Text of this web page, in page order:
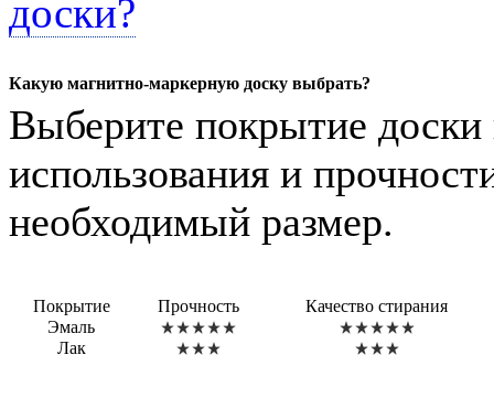
доски?
Какую магнитно-маркерную доску выбрать?
Выберите покрытие доски
использования и
необходимый размер.
Покрытие Прочность
Качество стирания
Эмаль
Лак